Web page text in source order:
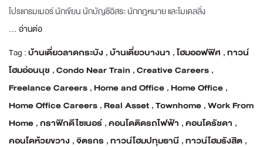
โปรแกรมเมอร์ นักเขียน นักบัญชีอิสระ นักกฎหมาย และโมเดลลิ่ง
... อ่านต่อ
Tag :บ้านเดี่ยวลาดกระบัง ,บ้านเดี่ยวบางนา ,โฮมออฟฟิศ ,ทาวน์
โฮมอ่อนนุช ,Condo Near Train ,Creative Careers ,
Freelance Careers ,Home and Office ,Home Office ,
Home Office Careers ,Real Asset ,Townhome ,Work From
Home ,กราฟิกดีไซเนอร์ ,คอนโดติดรถไฟฟ้า ,คอนโดรัชดา ,
คอนโดห้วยขวาง ,จิตรกร ,ทาวน์โฮมปทุมธานี ,ทาวน์โฮมรังสิต ,